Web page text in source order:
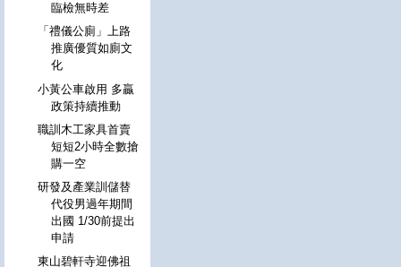
臨檢無時差
「禮儀公廁」上路
推廣優質如廁文
化
小黃公車啟用 多贏
政策持續推動
職訓木工家具首賣
短短2小時全數搶
購一空
研發及產業訓儲替
代役男過年期間
出國 1/30前提出
申請
東山碧軒寺迎佛祖